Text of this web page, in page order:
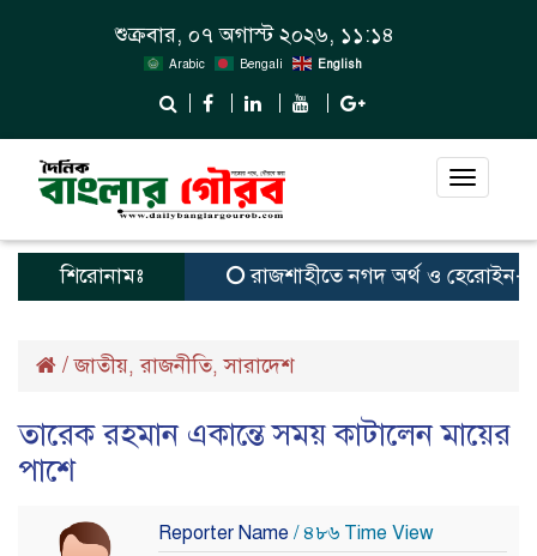
শুক্রবার, ০৭ অগাস্ট ২০২৬, ১১:১৪
Arabic Bengali English
Toggle
শিরোনামঃ রাজশাহীতে নগদ অর্থ ও হেরোইন-সহ
/জাতীয়,রাজনীতি,সারাদেশ
তারেক রহমান একান্তে সময় কাটালেন মায়ের
পাশে
Reporter Name / ৪৮৬ Time View